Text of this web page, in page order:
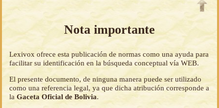
Nota importante
Lexivox ofrece esta publicación de normas como una ayuda para
facilitar su identificación en la búsqueda conceptual vía WEB.
El presente documento, de ninguna manera puede ser utilizado
como una referencia legal, ya que dicha atribución corresponde a
laGaceta Oficial de Bolivia.